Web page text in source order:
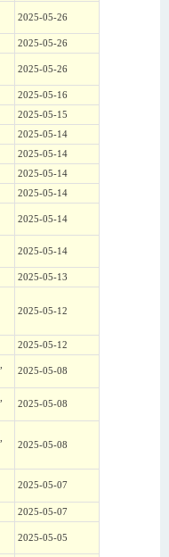
2025-05-26
2025-05-26
2025-05-26
2025-05-16
2025-05-15
2025-05-14
2025-05-14
2025-05-14
2025-05-14
2025-05-14
2025-05-14
2025-05-13
2025-05-12
2025-05-12
2025-05-08
2025-05-08
2025-05-08
2025-05-07
2025-05-07
2025-05-05